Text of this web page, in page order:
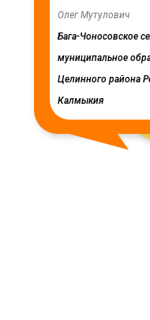
Олег Мутулович
Бага-Чоносовское
муниципальное
Целинного района
Калмыкия